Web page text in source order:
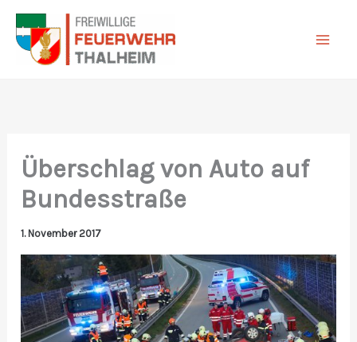
Zum
Inhalt
springen
Überschlag von Auto auf
Bundesstraße
1. November 2017